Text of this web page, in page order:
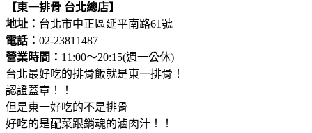
【東一排骨 台北總店】
地址： 台北市中正區延平南路61號
電話： 02-23811487
營業時間： 11:00～20:15(週一公休)
台北最好吃的排骨飯就是東一排骨！
認證蓋章！！
但是東一好吃的不是排骨
好吃的是配菜跟銷魂的滷肉汁！！